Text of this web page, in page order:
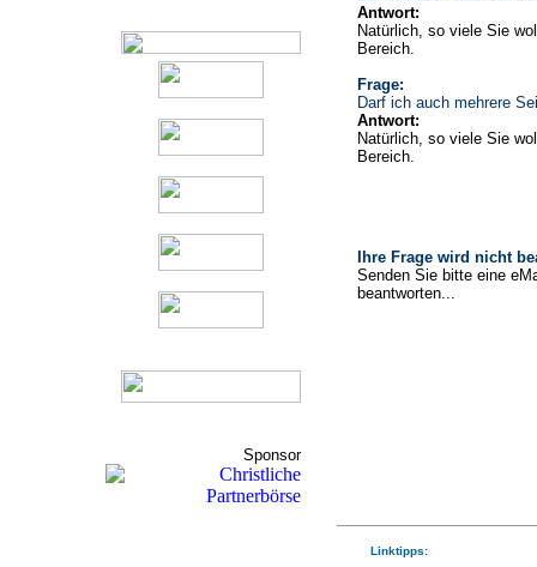
Sponsor
Antwort:
Natürlich, so viele Sie
Bereich.
Frage:
Darf ich auch mehrere
Antwort:
Natürlich, so viele Sie
Bereich.
Ihre Frage wird nicht
Senden Sie bitte eine
beantworten...
Linktipps: